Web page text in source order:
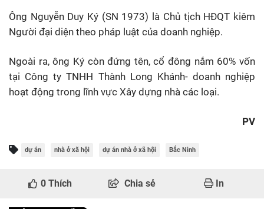
Ông Nguyễn Duy Ký (SN 1973) là Chủ tịch HĐQT kiêm
Người đại diện theo pháp luật của doanh nghiệp.
Ngoài ra, ông Ký còn đứng tên, cổ đông nắm 60% vốn
tại Công ty TNHH Thành Long Khánh- doanh nghiệp
hoạt động trong lĩnh vực Xây dựng nhà các loại.
PV
dự án nhà ở xã hội dự án nhà ở xã hội Bắc Ninh
0 Thích Chia sẻ In